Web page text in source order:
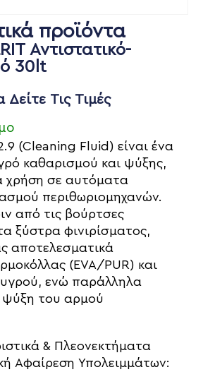
προϊόντα
Αντιστατικό-
30lt
Τις Τιμές
(Cleaning Fluid) είναι ένα
καθαρισμού και ψύξης,
χρήση σε αυτόματα
περιθωριομηχανών.
από τις βούρτσες
ξύστρα φινιρίσματος,
αποτελεσματικά
(EVA/PUR) και
υγρού, ενώ παράλληλα
ψύξη του αρμού
& Πλεονεκτήματα
Αφαίρεση Υπολειμμάτων: